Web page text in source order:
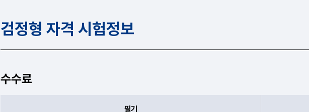
검정형 자격 시험정보
수수료
필기